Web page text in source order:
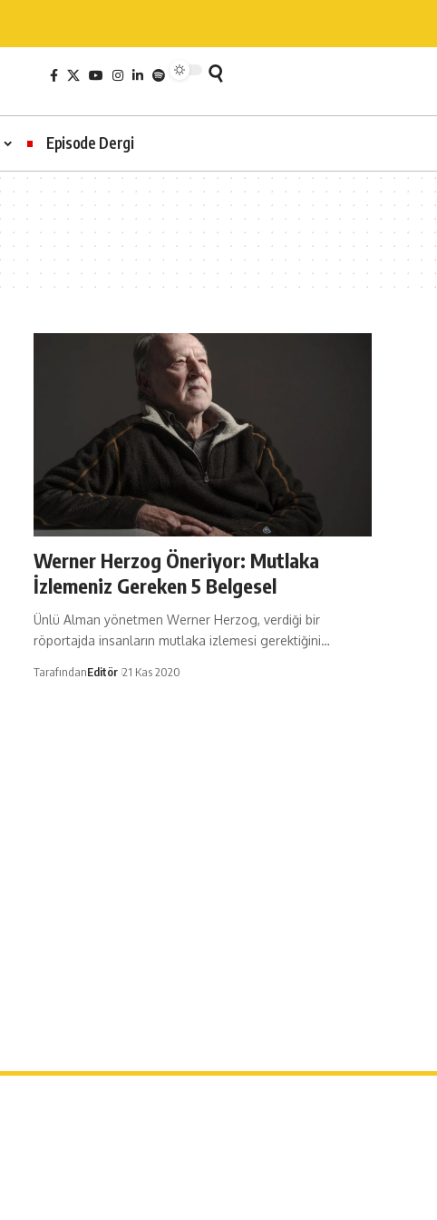
Episode Dergi
Werner Herzog Öneriyor: Mutlaka
İzlemeniz Gereken 5 Belgesel
Ünlü Alman yönetmen Werner Herzog, verdiği bir
röportajda insanların mutlaka izlemesi gerektiğini…
TarafındanEditör 21 Kas 2020